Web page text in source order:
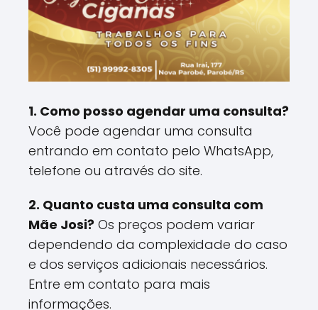
1. Como posso agendar uma consulta?
Você pode agendar uma consulta
entrando em contato pelo WhatsApp,
telefone ou através do site.
2. Quanto custa uma consulta com
Mãe Josi? Os preços podem variar
dependendo da complexidade do caso
e dos serviços adicionais necessários.
Entre em contato para mais
informações.